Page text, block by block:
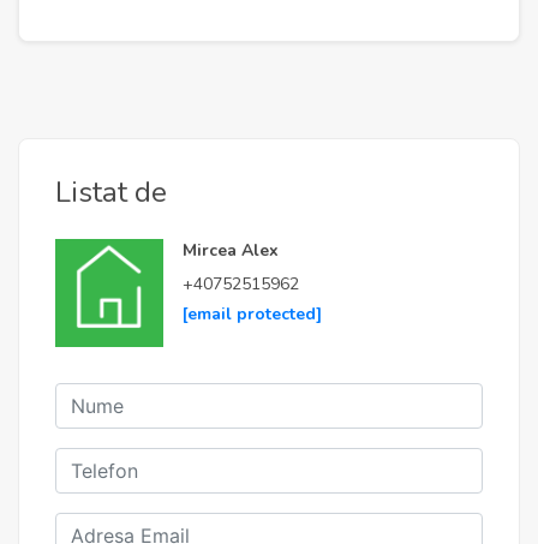
Listat de
Mircea Alex
+40752515962
[email protected]